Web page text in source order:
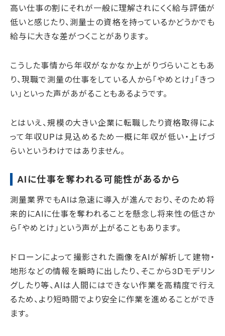
高い仕事の割にそれが一般に理解されにくく給与評価が
低いと感じたり、測量士の資格を持っているかどうかでも
給与に大きな差がつくことがあります。
こうした事情から年収がなかなか上がりづらいこともあ
り、現職で測量の仕事をしている人から「やめとけ」「きつ
い」といった声があがることもあるようです。
とはいえ、規模の大きい企業に転職したり資格取得によ
って年収UPは見込めるため一概に年収が低い・上げづ
らいというわけではありません。
AIに仕事を奪われる可能性があるから
測量業界でもAIは急速に導入が進んでおり、そのため将
来的にAIに仕事を奪われることを懸念し将来性の低さか
ら「やめとけ」という声が上がることもあります。
ドローンによって撮影された画像をAIが解析して建物・
地形などの情報を瞬時に出したり、そこから3Dモデリン
グしたり等、AIは人間にはできない作業を高精度で行え
るため、より短時間でより安全に作業を進めることができ
ます。